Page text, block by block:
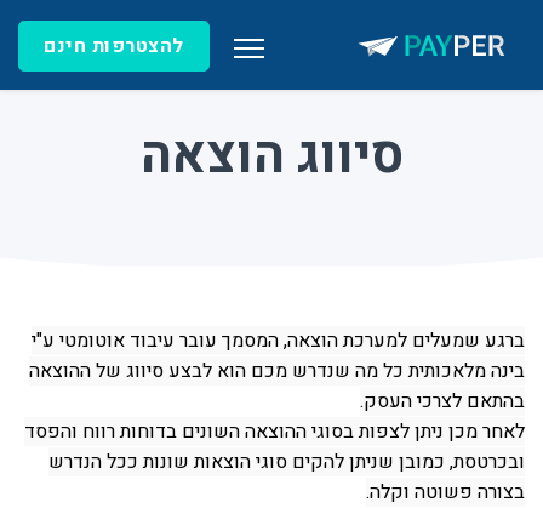
להצטרפות חינם
סיווג הוצאה
ברגע שמעלים למערכת הוצאה, המסמך עובר עיבוד אוטומטי ע"י
בינה מלאכותית כל מה שנדרש מכם הוא לבצע סיווג של ההוצאה
בהתאם לצרכי העסק.
לאחר מכן ניתן לצפות בסוגי ההוצאה השונים בדוחות רווח והפסד
ובכרטסת, כמובן שניתן להקים סוגי הוצאות שונות ככל הנדרש
בצורה פשוטה וקלה.